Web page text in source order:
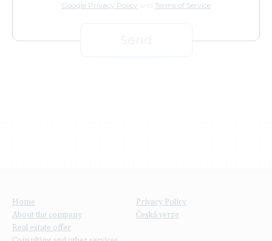
Google Privacy Policy
Terms of Service
Home
About the company
Real estate offer
Privacy Policy
Česká verze